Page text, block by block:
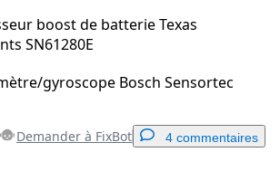
boost de batterie Texas
SN61280E
gyroscope Bosch Sensortec
Demander à FixBot 4 commentaires